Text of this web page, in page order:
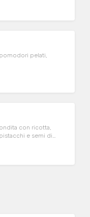
pelati,
con ricotta,
e semi di